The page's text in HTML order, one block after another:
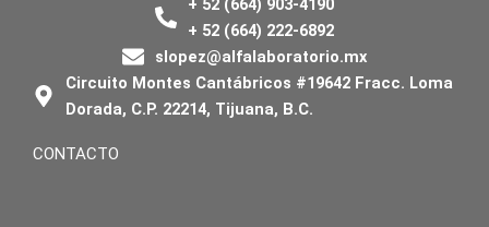
+ 52 (664) 903-4190
+ 52 (664) 222-6892
slopez@alfalaboratorio.mx
Circuito Montes Cantábricos #19642 Fracc. Loma
Dorada, C.P. 22214, Tijuana, B.C.
CONTACTO